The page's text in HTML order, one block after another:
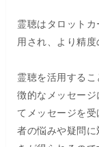
霊聴はタロット
用され、より精度
霊聴を活用する
徴的なメッセー
てメッセージを
者の悩みや疑問